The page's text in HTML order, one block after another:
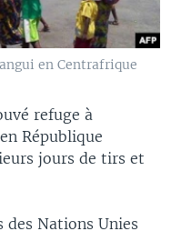
en Centrafrique
refuge à
République
jours de tirs et
des Nations Unies